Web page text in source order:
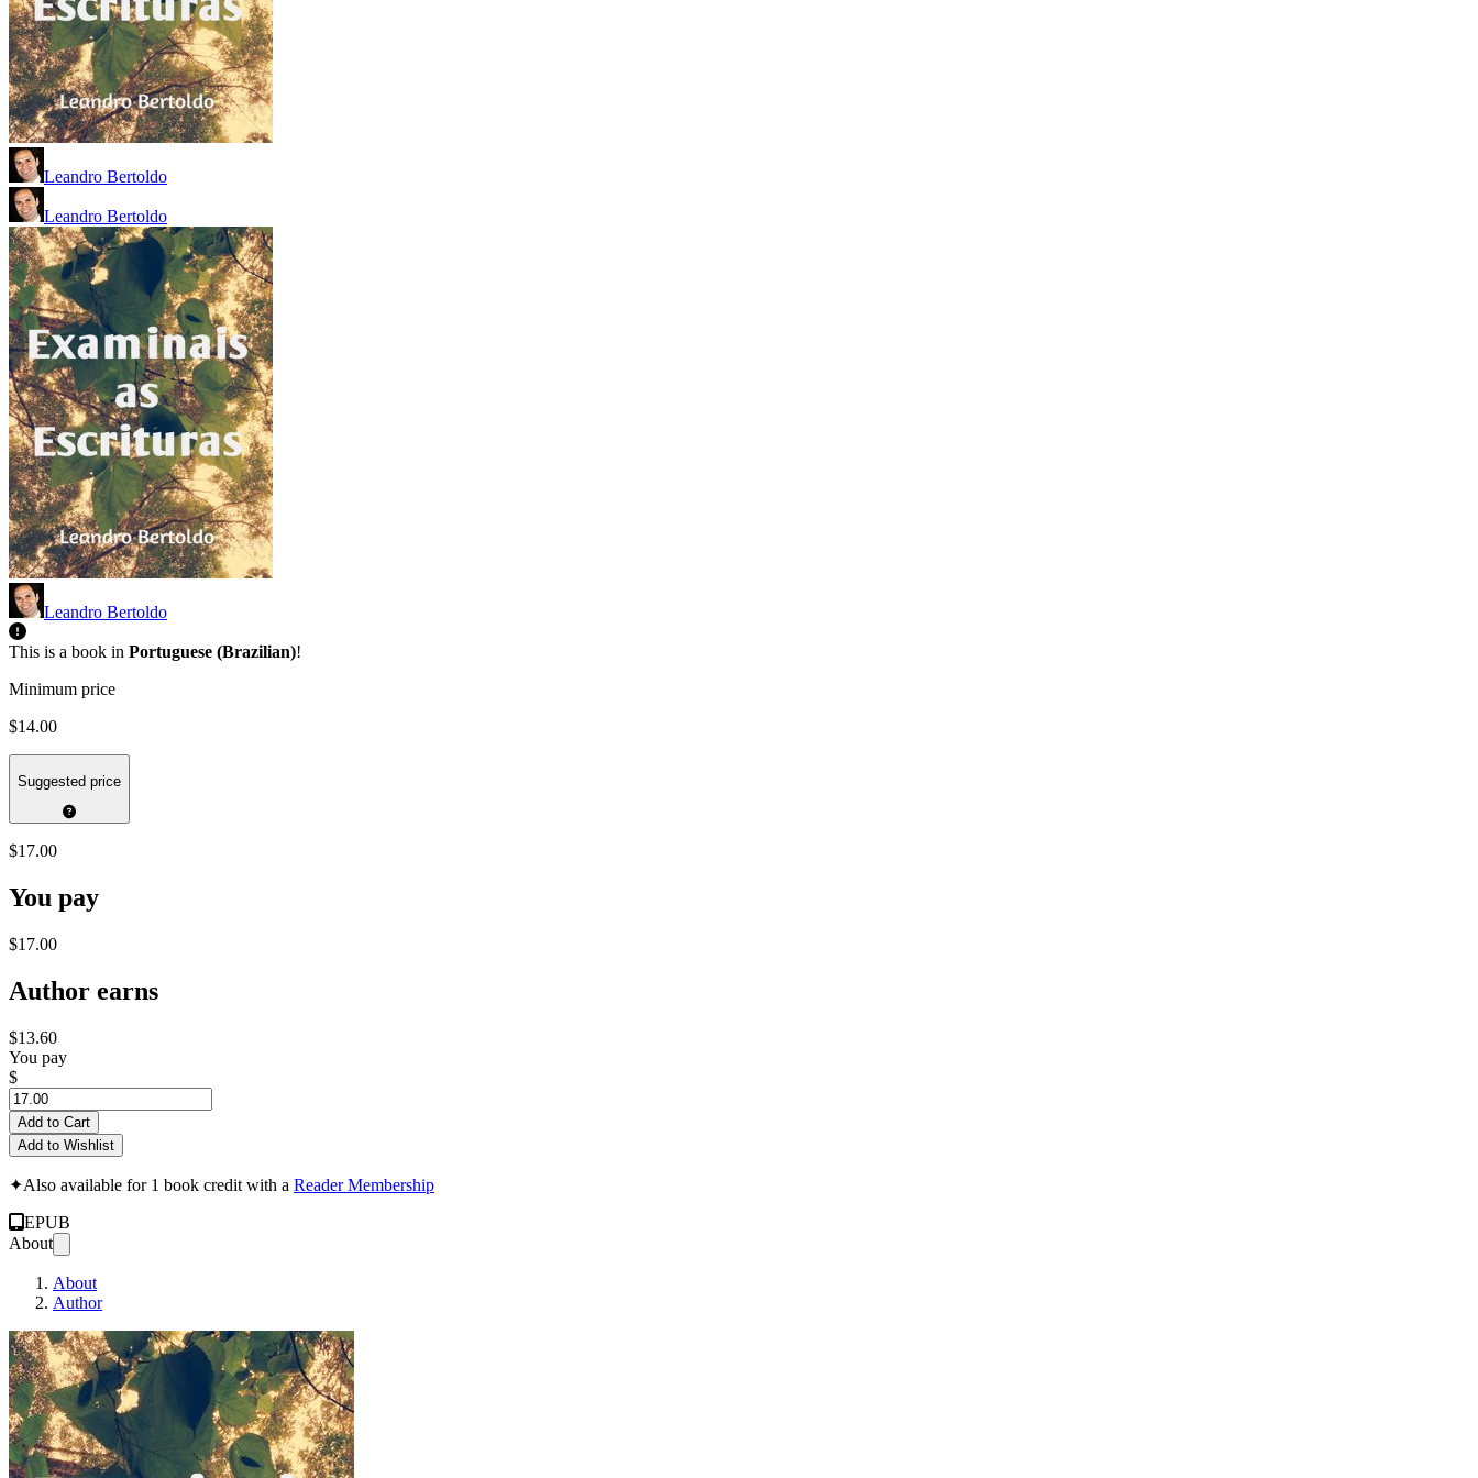
Leandro Bertoldo
Leandro Bertoldo
Leandro Bertoldo
This is a book in Portuguese (Brazilian)!
Minimum price
$14.00
Suggested price
$17.00
You pay
$17.00
Author earns
$13.60
You pay
$
Add to Cart
Add to Wishlist
✦Also available for 1 book credit with a Reader Membership
EPUB
About
About
Author
Examinais as Escrituras